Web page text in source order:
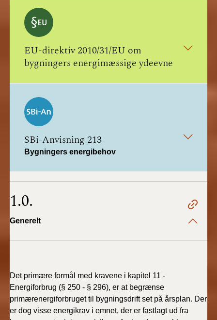
EU-direktiv 2010/31/EU om
bygningers energimæssige ydeevne
SBi-Anvisning 213
Bygningers energibehov
1.0.
Generelt
Det primære formål med kravene i kapitel 11 -
Energiforbrug (§ 250 - § 296), er at begrænse
primærenergiforbruget til bygningsdrift set på årsplan. Der
er dog visse energikrav i emnet, der er fastlagt ud fra